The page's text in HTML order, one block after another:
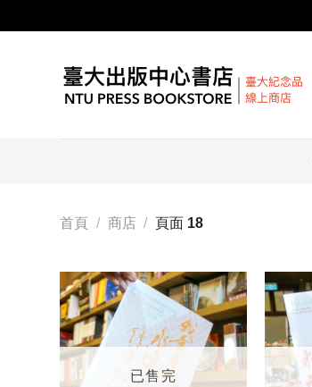
首頁 / 商店 / 頁面 18
加入
「願
望輕
單」
已售完